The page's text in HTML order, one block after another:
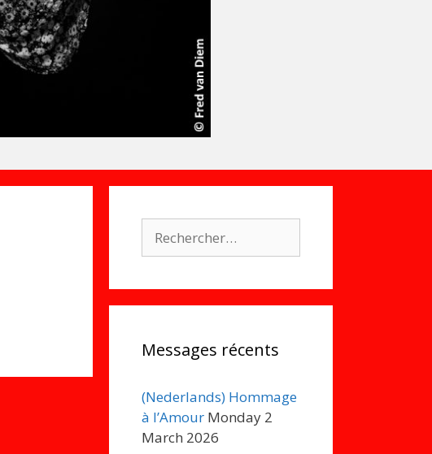
Messages récents
(Nederlands) Hommage
à l’Amour Monday 2
March 2026